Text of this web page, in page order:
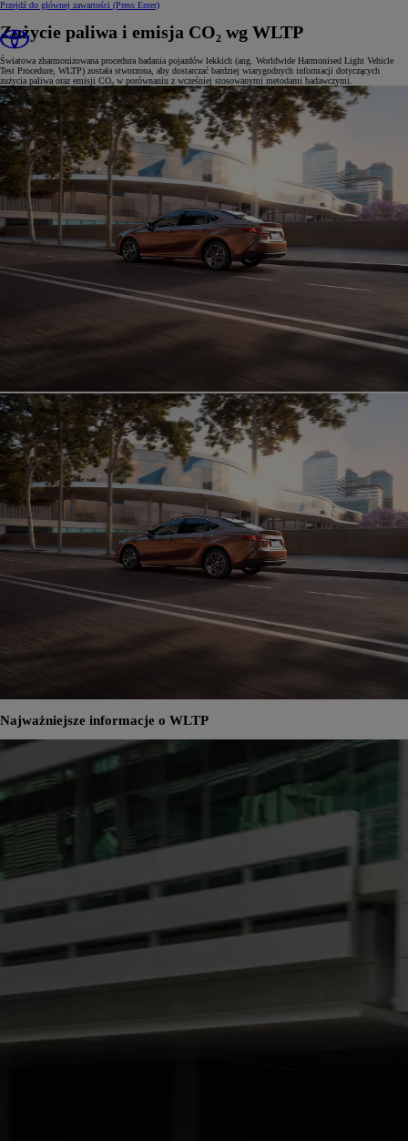
Przejdź do głównej zawartości (Press Enter)
Zużycie paliwa i emisja CO₂ wg WLTP
Światowa zharmonizowana procedura badania pojazdów lekkich (ang. Worldwide Harmonised Light Vehicle
Test Procedure, WLTP) została stworzona, aby dostarczać bardziej wiarygodnych informacji dotyczących
zużycia paliwa oraz emisji CO₂ w porównaniu z wcześniej stosowanymi metodami badawczymi.
Najważniejsze informacje o WLTP